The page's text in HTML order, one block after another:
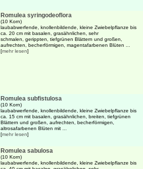
Romulea syringodeoflora
(10 Korn)
laubabwerfende, knollenbildende, kleine Zwiebelpflanze bis
ca. 20 cm mit basalen, grasähnlichen, sehr
schmalen, gerippten, tiefgrünen Blättern und großen,
aufrechten, becherförmigen, magentafarbenen Blüten ...
[mehr lesen]
Romulea subfistulosa
(10 Korn)
laubabwerfende, knollenbildende, kleine Zwiebelpflanze bis
ca. 15 cm mit basalen, grasähnlichen, breiten, tiefgrünen
Blättern und großen, aufrechten, becherförmigen,
altrosafarbenen Blüten mit ...
[mehr lesen]
Romulea sabulosa
(10 Korn)
laubabwerfende, knollenbildende, kleine Zwiebelpflanze bis